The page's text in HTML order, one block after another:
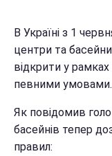
В Україні з 1
центри та
відкрити у
певними умовами.
Як повідомив
басейнів тепер
правил: